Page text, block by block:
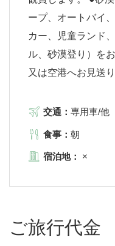
ープ、オートバイ
カー、児童ランド
ル、砂漠登り）を
又は空港へお見送り
交通： 専用車/他
食事： 朝
宿泊地： ×
ご旅行代金